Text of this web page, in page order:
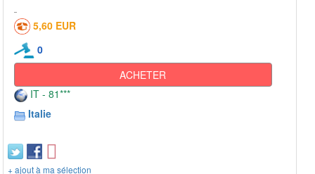
5,60 EUR
0
ACHETER
IT - 81***
Italie
+ ajout à ma sélection